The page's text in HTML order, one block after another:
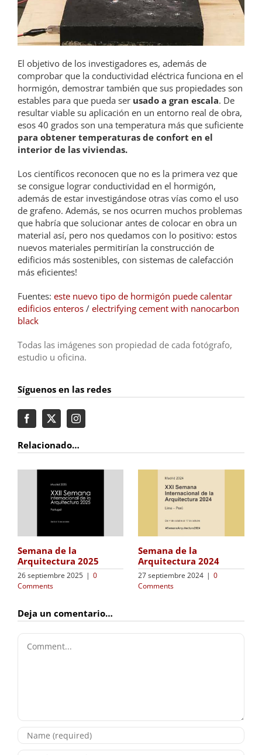
El objetivo de los investigadores es, además de
comprobar que la conductividad eléctrica funciona en el
hormigón, demostrar también que sus propiedades son
estables para que pueda ser usado a gran escala. De
resultar viable su aplicación en un entorno real de obra,
esos 40 grados son una temperatura más que suficiente
para obtener temperaturas de confort en el
interior de las viviendas.
Los científicos reconocen que no es la primera vez que
se consigue lograr conductividad en el hormigón,
además de estar investigándose otras vías como el uso
de grafeno. Además, se nos ocurren muchos problemas
que habría que solucionar antes de colocar en obra un
material así, pero nos quedamos con lo positivo: estos
nuevos materiales permitirían la construcción de
edificios más sostenibles, con sistemas de calefacción
más eficientes!
Fuentes: este nuevo tipo de hormigón puede calentar
edificios enteros/ electrifying cement with nanocarbon
black
Todas las imágenes son propiedad de cada fotógrafo,
estudio u oficina.
Síguenos en las redes
Relacionado…
Semana de la
Arquitectura 2025
26 septiembre 2025 | 0
Comments
Semana de la
Arquitectura 2024
27 septiembre 2024 | 0
Comments
Deja un comentario…
Comment